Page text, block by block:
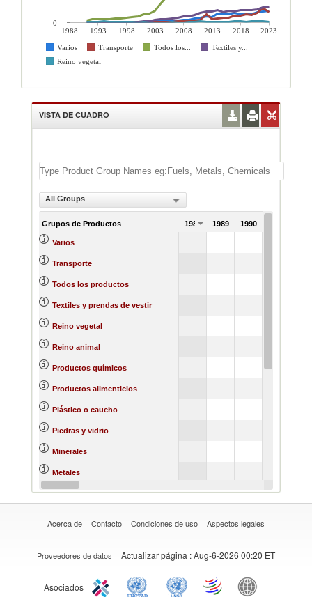
1988 1993 1998 2003 2008 2013 2018
2023
Varios
Transporte Todos los...
Textiles y...
Reino vegetal
0
VISTA DE CUADRO
All Groups
Grupos de Productos 1988 1989 1990
Varios
Transporte
Todos los productos
Textiles y prendas de vestir
Reino vegetal
Reino animal
Productos químicos
Productos alimenticios
Plástico o caucho
Piedras y vidrio
Minerales
Metales
Materias primas 2140
Acerca de Contacto Condiciones de uso Aspectos legales
Proveedores de datos Actualizar página : Aug-6-2026 00:20 ET
Asociados